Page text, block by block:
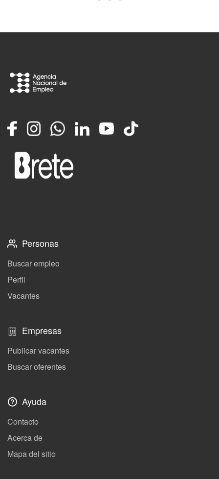
FacebookInstagramWhatsappLinkedInYouTube
TikTok
Personas
Buscar empleo
Perfil
Vacantes
Empresas
Publicar vacantes
Buscar oferentes
Ayuda
Contacto
Acerca de
Mapa del sitio